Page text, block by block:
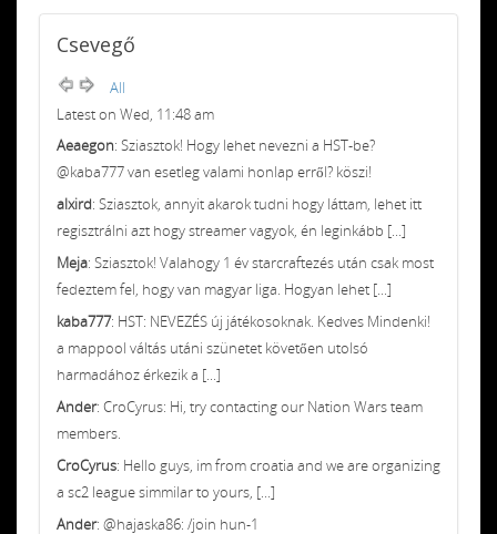
Csevegő
All
Latest on Wed, 11:48 am
Aeaegon: Sziasztok! Hogy lehet nevezni a HST-be?
@kaba777 van esetleg valami honlap erről? köszi!
alxird: Sziasztok, annyit akarok tudni hogy láttam, lehet itt
regisztrálni azt hogy streamer vagyok, én leginkább [...]
Meja: Sziasztok! Valahogy 1 év starcraftezés után csak most
fedeztem fel, hogy van magyar liga. Hogyan lehet [...]
kaba777: HST: NEVEZÉS új játékosoknak. Kedves Mindenki!
a mappool váltás utáni szünetet követően utolsó
harmadához érkezik a [...]
Ander: CroCyrus: Hi, try contacting our Nation Wars team
members.
CroCyrus: Hello guys, im from croatia and we are organizing
a sc2 league simmilar to yours, [...]
Ander: @hajaska86: /join hun-1